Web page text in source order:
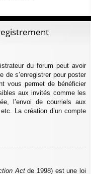
du forum peut avoir
de s’enregistrer pour poster
vous permet de bénéficier
aux invités comme les
l’envoi de courriels aux
La création d’un compte
Actde 1998) est une loi